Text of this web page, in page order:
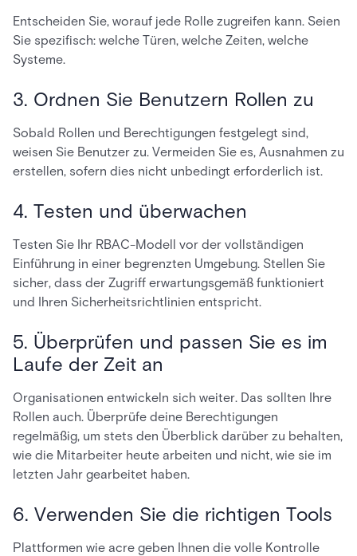
Entscheiden Sie, worauf jede Rolle zugreifen kann. Seien
Sie spezifisch: welche Türen, welche Zeiten, welche
Systeme.
3. Ordnen Sie Benutzern Rollen zu
Sobald Rollen und Berechtigungen festgelegt sind,
weisen Sie Benutzer zu. Vermeiden Sie es, Ausnahmen zu
erstellen, sofern dies nicht unbedingt erforderlich ist.
4. Testen und überwachen
Testen Sie Ihr RBAC-Modell vor der vollständigen
Einführung in einer begrenzten Umgebung. Stellen Sie
sicher, dass der Zugriff erwartungsgemäß funktioniert
und Ihren Sicherheitsrichtlinien entspricht.
5. Überprüfen und passen Sie es im
Laufe der Zeit an
Organisationen entwickeln sich weiter. Das sollten Ihre
Rollen auch. Überprüfe deine Berechtigungen
regelmäßig, um stets den Überblick darüber zu behalten,
wie die Mitarbeiter heute arbeiten und nicht, wie sie im
letzten Jahr gearbeitet haben.
6. Verwenden Sie die richtigen Tools
Plattformen wie acre geben Ihnen die volle Kontrolle